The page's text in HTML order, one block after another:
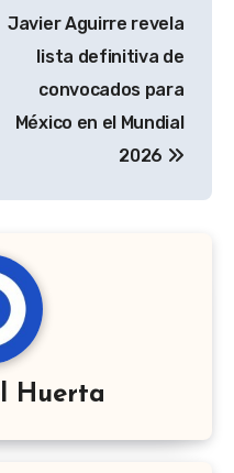
Javier Aguirre revela
lista definitiva de
convocados para
México en el Mundial
2026
Huerta